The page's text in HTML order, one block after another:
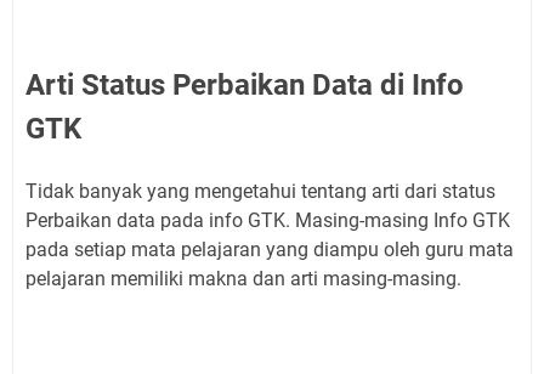
Arti Status Perbaikan Data di Info
GTK
Tidak banyak yang mengetahui tentang arti dari status
Perbaikan data pada info GTK. Masing-masing Info GTK
pada setiap mata pelajaran yang diampu oleh guru mata
pelajaran memiliki makna dan arti masing-masing.